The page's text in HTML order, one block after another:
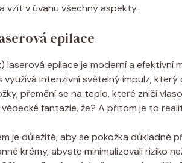
vzít v úvahu všechny aspekty.
epilace
laserová epilace je moderní a efektivní
intenzivní světelný impulz, který
přemění se na teplo, které zničí
fantazie, že? A přitom je to
je důležité, aby se pokožka důkladně
krémy, abyste minimalizovali riziko